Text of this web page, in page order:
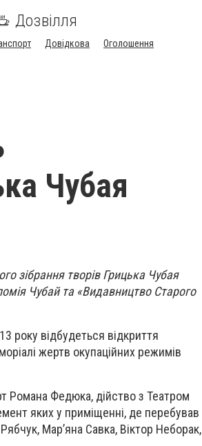
Дозвілля
Довідкова
Оголошення
Чубая
зібрання творів Грицька Чубая
Чубай та «Видавництво Старого
року відбудеться відкриття
жертв окупаційних режимів
Романа Федюка, дійство з Театром
яких у приміщенні, де перебував
Мар’яна Савка, Віктор Неборак,